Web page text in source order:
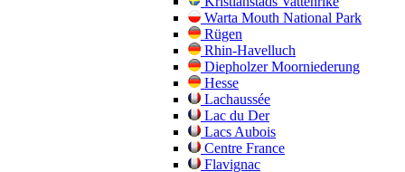
Warta Mouth National Park
Rügen
Rhin-Havelluch
Diepholzer Moorniederung
Hesse
Lachaussée
Lac du Der
Lacs Aubois
Centre France
Flavignac